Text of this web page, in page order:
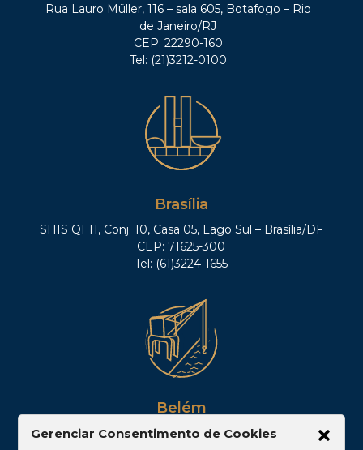
Rua Lauro Müller, 116 – sala 605, Botafogo – Rio
de Janeiro/RJ
CEP: 22290-160
Tel: (21)3212-0100
Brasília
SHIS QI 11, Conj. 10, Casa 05, Lago Sul – Brasília/DF
CEP: 71625-300
Tel: (61)3224-1655
Belém
Av. Visconde de Souza Franco, 05, Sala 2102 –
Gerenciar Consentimento de Cookies